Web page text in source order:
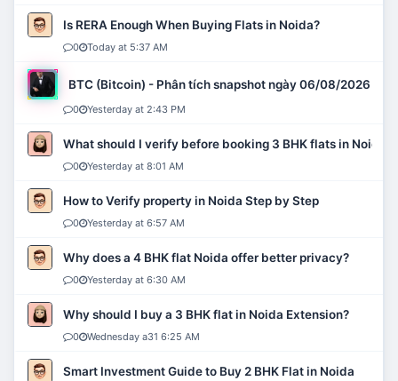
Is RERA Enough When Buying Flats in Noida?
0 Today at 5:37 AM
BTC (Bitcoin) - Phân tích snapshot ngày 06/08/2026
0 Yesterday at 2:43 PM
What should I verify before booking 3 BHK flats in Noida?
0 Yesterday at 8:01 AM
How to Verify property in Noida Step by Step
0 Yesterday at 6:57 AM
Why does a 4 BHK flat Noida offer better privacy?
0 Yesterday at 6:30 AM
Why should I buy a 3 BHK flat in Noida Extension?
0 Wednesday a31 6:25 AM
Smart Investment Guide to Buy 2 BHK Flat in Noida